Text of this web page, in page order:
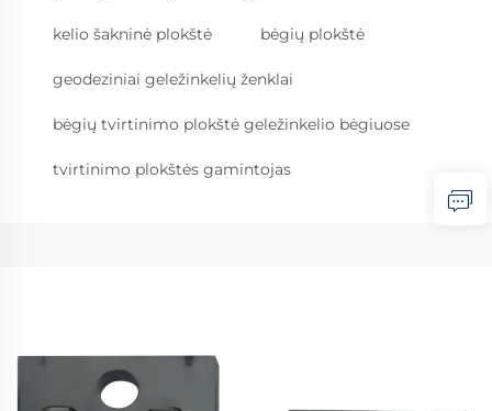
kelio šakninė plokštė bėgių plokštė
geodeziniai geležinkelių ženklai
bėgių tvirtinimo plokštė geležinkelio bėgiuose
tvirtinimo plokštės gamintojas